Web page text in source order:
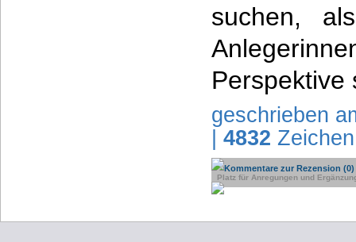
suchen,
Perspektive
geschrieben
4832 Zeichen
Kommentare zur Rezension (0)
Platz für Anregungen und